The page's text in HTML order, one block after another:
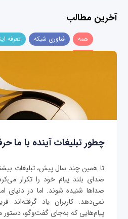
آخرین مطالب
همه فناوری شبکه تعرفه
چطور تبلیغات آینده با ما
تا همین چند سال پیش، تبلیغات
صدای بلند پیام خود را تکرار
صداها شنیده شوند. اما در دنیای
نمی‌دهد. کاربران یاد گرفته‌اند
پیام‌هایی که به‌جای گفت‌وگو،